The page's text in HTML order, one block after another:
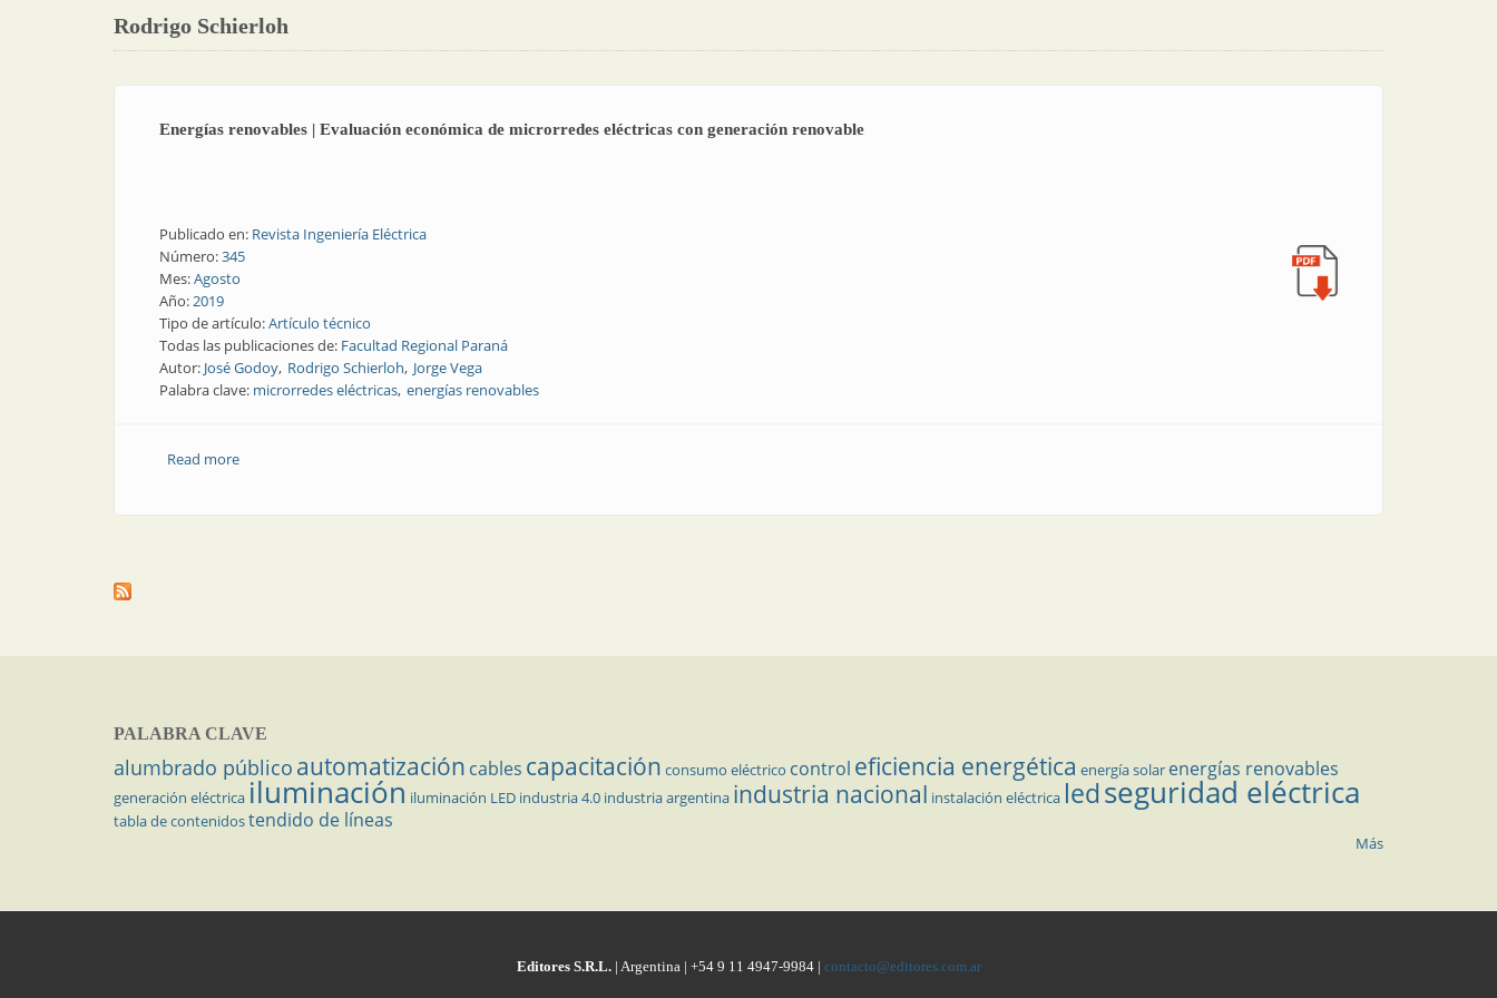
Rodrigo Schierloh
Energías renovables | Evaluación económica de microrredes eléctricas con generación renovable
Publicado en: Revista Ingeniería Eléctrica
Número:345
Mes:Agosto
Año:2019
Tipo de artículo:Artículo técnico
Todas las publicaciones de: Facultad Regional Paraná
Autor: José Godoy Rodrigo Schierloh Jorge Vega
Palabra clave: microrredes eléctricas energías renovables
Read moreabout Energías renovables | Evaluación económica de microrredes eléctricas con generación renovable
PALABRA CLAVE
alumbrado público automatización cables capacitación consumo eléctrico control eficiencia energética energía solar energías renovables
generación eléctrica iluminación iluminación LED industria 4.0 industria argentina industria nacional instalación eléctrica ledseguridad eléctrica
tabla de contenidostendido de líneas
Más
Editores S.R.L.| Argentina | +54 9 11 4947-9984 | contacto@editores.com.ar